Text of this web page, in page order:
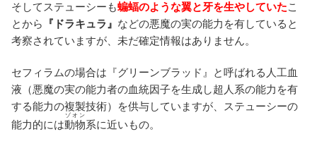
そしてステューシーも蝙蝠のような翼と牙を生やしていたこ
とから
『ドラキュラ』 などの悪魔の実の能力を有していると
考察されていますが、未だ確定情報はありません。
セフィラムの場合は『グリーンブラッド』と呼ばれる人工血
液（悪魔の実の能力者の血統因子を生成し超人系の能力を有
する能力の複製技術）を供与していますが、ステューシーの
能力的には動物
ゾオン
系に近いもの。